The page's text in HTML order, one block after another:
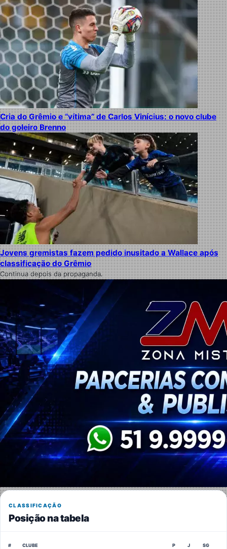
Cria do Grêmio e “vítima” de Carlos Vinícius: o novo clube
do goleiro Brenno
Jovens gremistas fazem pedido inusitado a Wallace após
classificação do Grêmio
Continua depois da propaganda.
CLASSIFICAÇÃO
Posição na tabela
# CLUBE P J SG